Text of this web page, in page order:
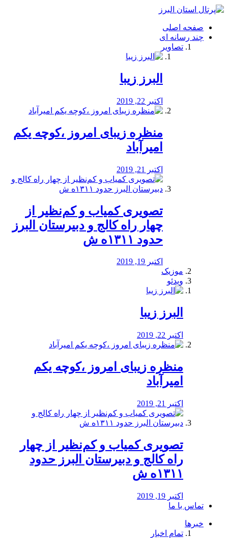
فصد
شرق
تهران
خشکشویی
صفحه اصلی
چند رسانه ای
تصاویر
البرز زیبا
اکتبر 22, 2019
منظره‌‌ زیبای امروز ،کوچه یکم
امیرآباد
اکتبر 21, 2019
️تصویری کمیاب و کم‌نظیر از
چهار راه كالج و دبيرستان البرز
حدود ۱۳۱۱ه ش
اکتبر 19, 2019
موزیک
ویدئو
البرز زیبا
اکتبر 22, 2019
منظره‌‌ زیبای امروز ،کوچه یکم
امیرآباد
اکتبر 21, 2019
️تصویری کمیاب و کم‌نظیر از چهار
راه كالج و دبيرستان البرز حدود
۱۳۱۱ه ش
اکتبر 19, 2019
تماس با ما
خبرها
تمام اخبار